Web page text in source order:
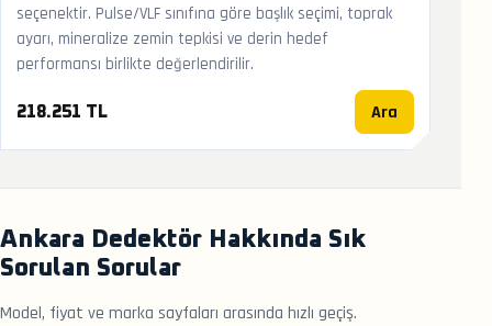
seçenektir. Pulse/VLF sınıfına göre başlık seçimi, toprak
ayarı, mineralize zemin tepkisi ve derin hedef
performansı birlikte değerlendirilir.
218.251 TL Ara
Ankara Dedektör Hakkında Sık
Sorulan Sorular
Model, fiyat ve marka sayfaları arasında hızlı geçiş.